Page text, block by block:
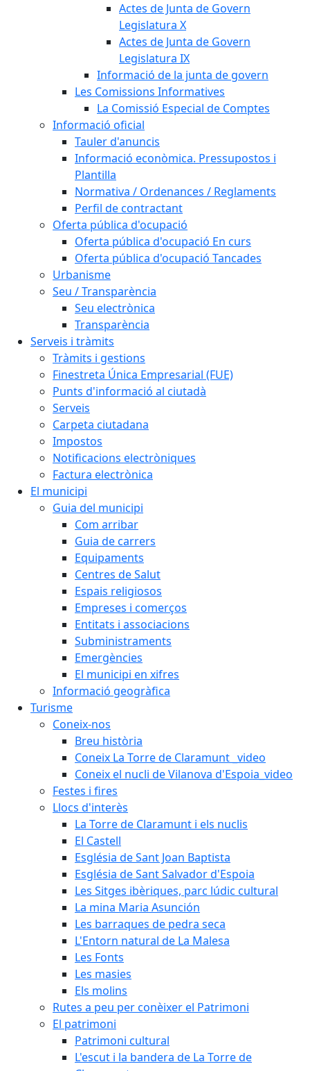
Actes de Junta de Govern
Legislatura X
Actes de Junta de Govern
Legislatura IX
Informació de la junta de govern
Les Comissions Informatives
La Comissió Especial de Comptes
Informació oficial
Tauler d'anuncis
Informació econòmica. Pressupostos i
Plantilla
Normativa / Ordenances / Reglaments
Perfil de contractant
Oferta pública d'ocupació
Oferta pública d'ocupació En curs
Oferta pública d'ocupació Tancades
Urbanisme
Seu / Transparència
Seu electrònica
Transparència
Serveis i tràmits
Tràmits i gestions
Finestreta Única Empresarial (FUE)
Punts d'informació al ciutadà
Serveis
Carpeta ciutadana
Impostos
Notificacions electròniques
Factura electrònica
El municipi
Guia del municipi
Com arribar
Guia de carrers
Equipaments
Centres de Salut
Espais religiosos
Empreses i comerços
Entitats i associacions
Subministraments
Emergències
El municipi en xifres
Informació geogràfica
Turisme
Coneix-nos
Breu història
Coneix La Torre de Claramunt _video
Coneix el nucli de Vilanova d'Espoia_video
Festes i fires
Llocs d'interès
La Torre de Claramunt i els nuclis
El Castell
Església de Sant Joan Baptista
Església de Sant Salvador d'Espoia
Les Sitges ibèriques, parc lúdic cultural
La mina Maria Asunción
Les barraques de pedra seca
L'Entorn natural de La Malesa
Les Fonts
Les masies
Els molins
Rutes a peu per conèixer el Patrimoni
El patrimoni
Patrimoni cultural
L'escut i la bandera de La Torre de